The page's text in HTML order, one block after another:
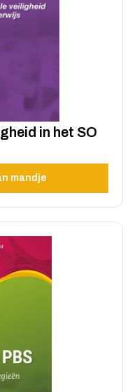
in het SO
mandje